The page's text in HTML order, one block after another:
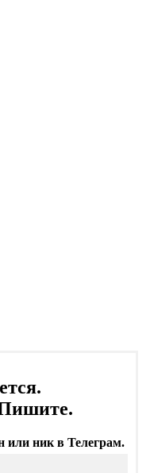
или ник в Телеграм.